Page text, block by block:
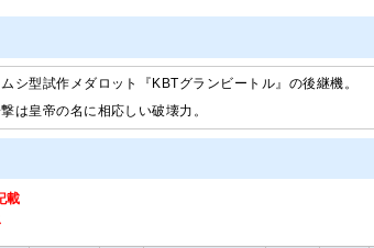
シ型試作メダロット『KBTグランビートル』の後継機。
は皇帝の名に相応しい破壊力。
載